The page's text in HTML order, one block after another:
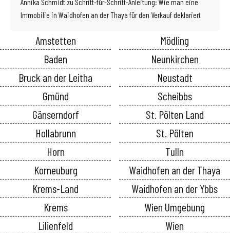
Immobilie in Waidhofen an der Thaya für den Verkauf deklariert
Amstetten
Baden
Bruck an der Leitha
Gmünd
Gänserndorf
Hollabrunn
Horn
Korneuburg
Krems-Land
Krems
Lilienfeld
Mödling
Neunkirchen
Neustadt
Scheibbs
St. Pölten Land
St. Pölten
Tulln
Waidhofen an der Thaya
Waidhofen an der Ybbs
Wien Umgebung
Wien